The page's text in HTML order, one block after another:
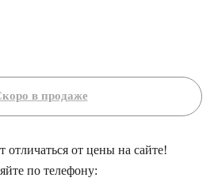
отличаться от цены на сайте!
по телефону: